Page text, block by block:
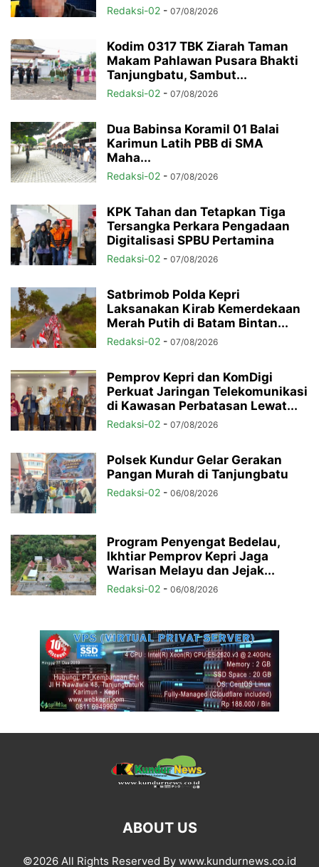
Redaksi-02 - 07/08/2026
Kodim 0317 TBK Ziarah Taman
Makam Pahlawan Pusara Bhakti
Tanjungbatu, Sambut...
Redaksi-02 - 07/08/2026
Dua Babinsa Koramil 01 Balai
Karimun Latih PBB di SMA
Maha...
Redaksi-02 - 07/08/2026
KPK Tahan dan Tetapkan Tiga
Tersangka Perkara Pengadaan
Digitalisasi SPBU Pertamina
Redaksi-02 - 07/08/2026
Satbrimob Polda Kepri
Laksanakan Kirab Kemerdekaan
Merah Putih di Batam Bintan...
Redaksi-02 - 07/08/2026
Pemprov Kepri dan KomDigi
Perkuat Jaringan Telekomunikasi
di Kawasan Perbatasan Lewat...
Redaksi-02 - 07/08/2026
Polsek Kundur Gelar Gerakan
Pangan Murah di Tanjungbatu
Redaksi-02 - 06/08/2026
Program Penyengat Bedelau,
Ikhtiar Pemprov Kepri Jaga
Warisan Melayu dan Jejak...
Redaksi-02 - 06/08/2026
ABOUT US
©2026 All Rights Reserved By www.kundurnews.co.id